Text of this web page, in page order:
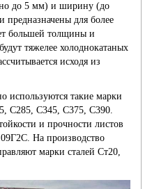
до 5 мм) и ширину (до
для более
большей толщины и
тяжелее холоднокатаных
исходя из
используются такие марки
С285, С345, С375, С390.
и прочности листов
На производство
марки сталей Ст20,